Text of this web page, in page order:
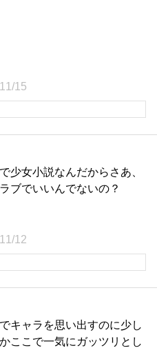
15
女小説なんだからさあ、
ブでいいんでないの？
12
キャラを思い出すのに少し
ここで一気にガッツリとし